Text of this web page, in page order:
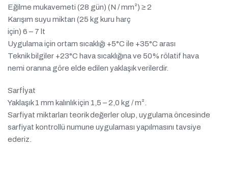
Eğilme mukavemeti (28 gün) (N / mm²) ≥ 2
Karışım suyu miktarı (25 kg kuru harç
için) 6 – 7 lt
Uygulama için ortam sıcaklığı +5°C ile +35°C arası
Teknik bilgiler +23°C hava sıcaklığına ve 50% rölatif hava
nemi oranına göre elde edilen yaklaşık verilerdir.
Sarfİyat
Yaklaşık 1 mm kalınlık için 1,5 – 2,0 kg / m².
Sarfiyat miktarları teorik değerler olup, uygulama öncesinde
sarfiyat kontrollü numune uygulaması yapılmasını tavsiye
ederiz.